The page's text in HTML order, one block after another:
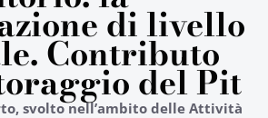
di livello
Contributo
del Pit
svolto nell’ambito delle Attività